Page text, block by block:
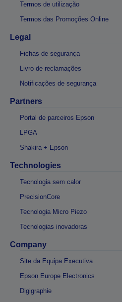
Termos de utilização
Termos das Promoções Online
Legal
Fichas de segurança
Livro de reclamações
Notificações de segurança
Partners
Portal de parceiros Epson
LPGA
Shakira + Epson
Technologies
Tecnologia sem calor
PrecisionCore
Tecnologia Micro Piezo
Tecnologias inovadoras
Company
Site da Equipa Executiva
Epson Europe Electronics
Digigraphie